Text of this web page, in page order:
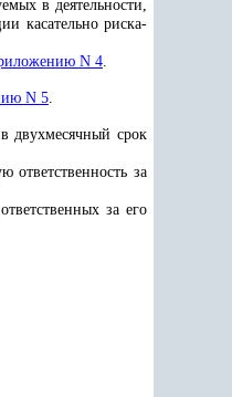
в деятельности,
касательно риска-
N 4.
N 5.
двухмесячный срок
ответственность за
за его